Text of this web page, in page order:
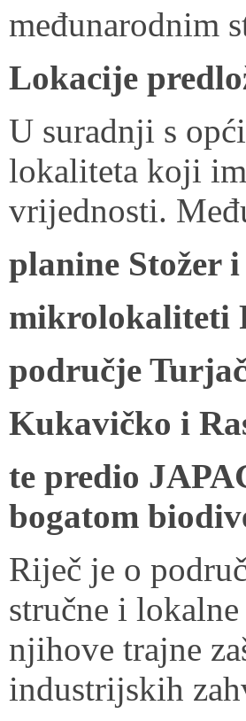
međunarodnim
Lokacije
U suradnji s
lokaliteta koji
vrijednosti.
planine Stožer
mikrolokaliteti
područje
Kukavičko i
te predio
bogatom
Riječ je o
stručne i
njihove trajne
industrijskih